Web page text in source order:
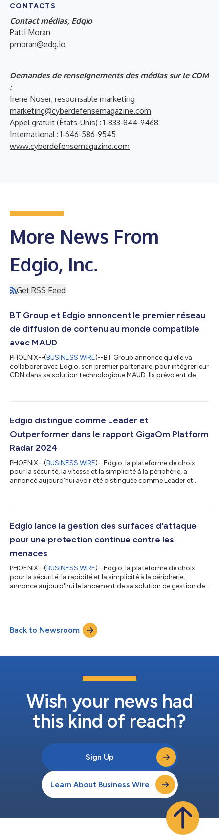
CONTACTS
Contact médias, Edgio
Patti Moran
pmoran@edg.io
Demandes de renseignements des médias sur le CDM
:
Irene Noser, responsable marketing
marketing@cyberdefensemagazine.com
Appel gratuit (Ètats-Unis) : 1-833-844-9468
International : 1-646-586-9545
www.cyberdefensemagazine.com
More News From
Edgio, Inc.
Get RSS Feed
BT Group et Edgio annoncent le premier réseau
de diffusion de contenu au monde compatible
avec MAUD
PHOENIX--(BUSINESS WIRE)--BT Group annonce qu'elle va
collaborer avec Edgio, son premier partenaire, pour intégrer leur
CDN dans sa solution technologique MAUD. Ils prévoient de
dévoilement de MAUD en décembre 2023, cette collaboration
une application réelle avec le premier déploiement en direct du
CDN, ouvrant...
Edgio distingué comme Leader et
Outperformer dans le rapport GigaOm Platform
Radar 2024
PHOENIX--(BUSINESS WIRE)--Edgio, la plateforme de choix
pour la sécurité, la vitesse et la simplicité à la périphérie, a
annoncé aujourd’hui avoir été distinguée comme Leader et
plateformes de développement en périphérie afin d’aider les
mettant l’accent sur les capacités de calcul et l’expérience des
développeurs...
Edgio lance la gestion des surfaces d'attaque
pour une protection continue contre les
menaces
PHOENIX--(BUSINESS WIRE)--Edgio, la plateforme de choix
pour la sécurité, la rapidité et la simplicité à la périphérie,
annonce aujourd'hui le lancement de sa solution de gestion des
l'exposition dans l'ensemble de l'organisation à partir d'une
interface de gestion centralisée. Associé aux solutions
Back to Newsroom
Wish your news had
this kind of reach?
Sign Up
Learn About Business Wire